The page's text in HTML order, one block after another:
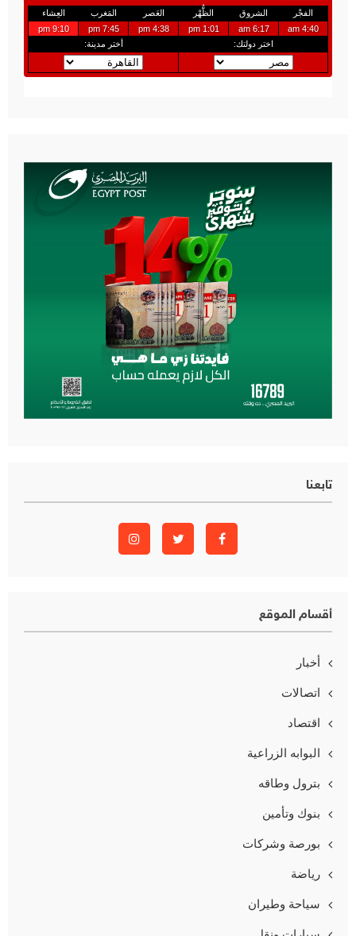
تابعنا
أقسام الموقع
أخبار
اتصالات
اقتصاد
البوابه الزراعية
بترول وطاقه
بنوك وتأمين
بورصة وشركات
رياضة
سياحة وطيران